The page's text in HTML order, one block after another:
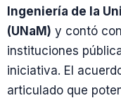
Ingeniería de la
(UNaM) y contó
instituciones
iniciativa. El
articulado que